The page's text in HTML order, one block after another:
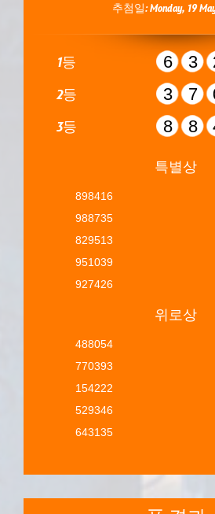
추첨일: Monday, 19
1등
2등
3등
특별상
898416
988735
829513
951039
927426
위로상
488054
770393
154222
529346
643135